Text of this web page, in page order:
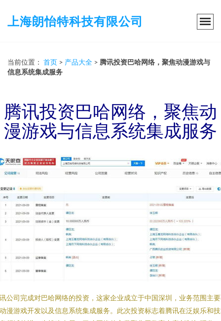
上海朗怡特科技有限公司
当前位置： 首页 > 产品大全 > 腾讯投资巴哈网络，聚焦动漫游戏与
信息系统集成服务
腾讯投资巴哈网络，聚焦动
漫游戏与信息系统集成服务
公司完成对巴哈网络的投资，这家企业成立于中国深圳，业务范围主
漫游戏开发以及信息系统集成服务。此次投资标志着腾讯在泛娱乐和